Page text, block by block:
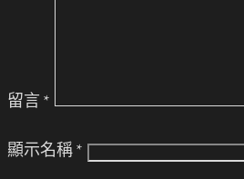
留言 *
顯示名稱 *